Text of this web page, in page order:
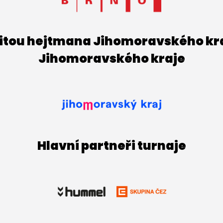
hejtmana Jihomoravského
Jihomoravského kraje
Hlavní partneři turnaje